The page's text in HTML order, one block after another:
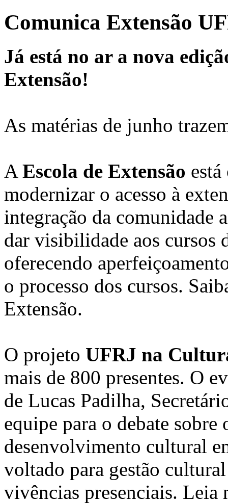
Comunica Extensão
Já está no ar a nova
Extensão!
As matérias de junho
A Escola de Extensão
modernizar o acesso à
integração da comunidade
dar visibilidade aos cursos
oferecendo
o processo dos cursos.
Extensão.
O projeto UFRJ na
mais de 800 presentes. O
de Lucas Padilha,
equipe para o debate
desenvolvimento cultural
voltado para gestão
vivências presenciais. Leia